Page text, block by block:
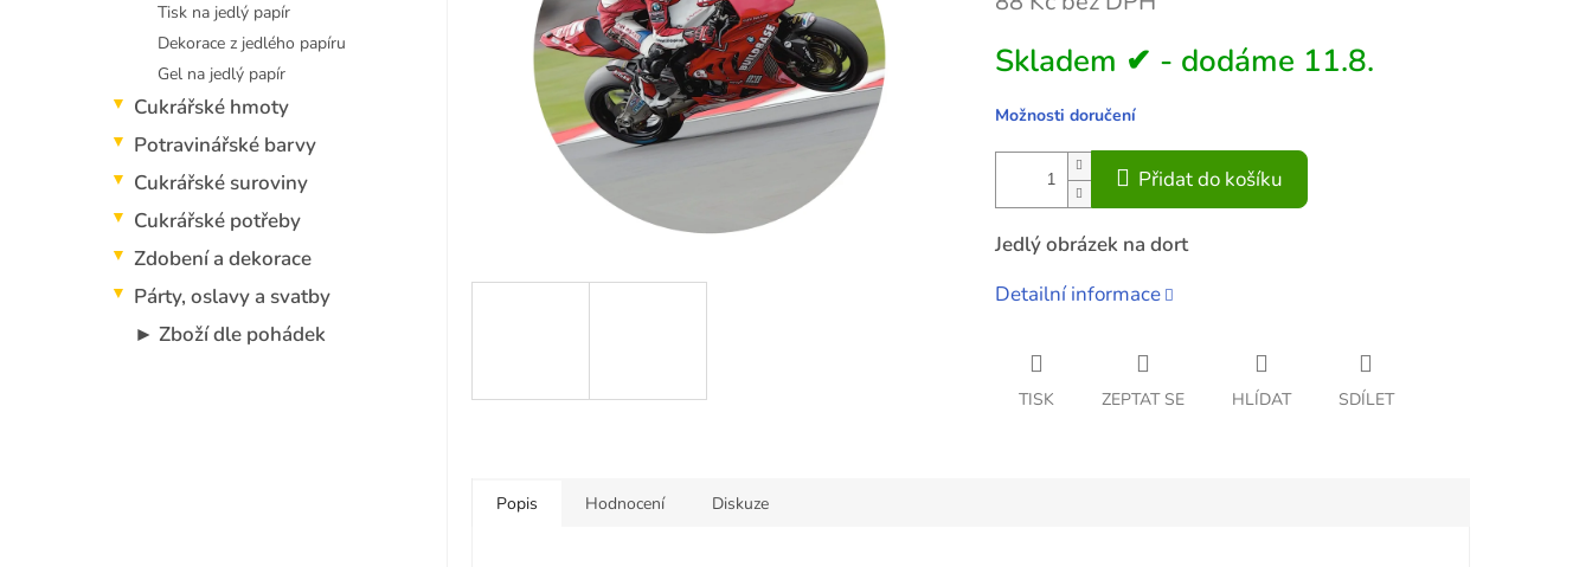
Tisk na jedlý papír
Dekorace z jedlého papíru
Gel na jedlý papír
Cukrářské hmoty
Potravinářské barvy
Cukrářské suroviny
Cukrářské potřeby
Zdobení a dekorace
Párty, oslavy a svatby
► Zboží dle pohádek
hvězdiček.
cena:
Skladem ✔ - dodáme 11.8.
Možnosti doručení
Přidat do košíku
Jedlý obrázek na dort
Detailní informace
TISK ZEPTAT SE HLÍDAT SDÍLET
Popis Hodnocení Diskuze